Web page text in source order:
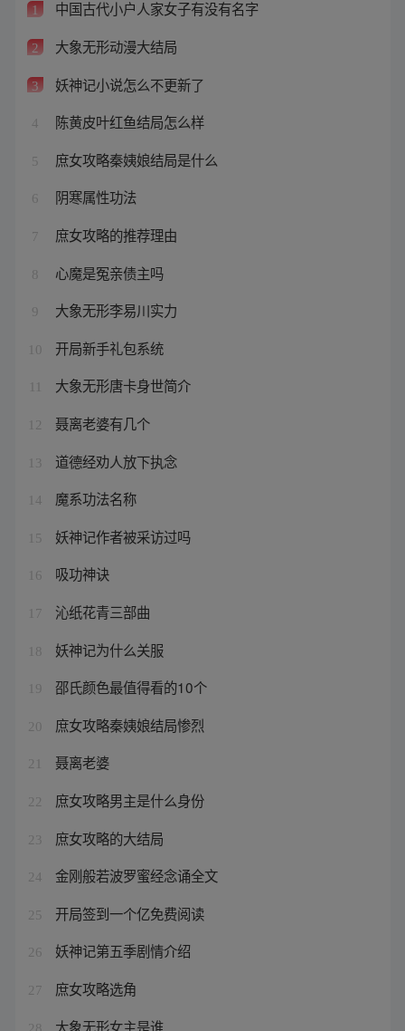
1 中国古代小户人家女子有没有名字
2 大象无形动漫大结局
3 妖神记小说怎么不更新了
4 陈黄皮叶红鱼结局怎么样
5 庶女攻略秦姨娘结局是什么
6 阴寒属性功法
7 庶女攻略的推荐理由
8 心魔是冤亲债主吗
9 大象无形李易川实力
10 开局新手礼包系统
大象无形唐卡身世简介
12 聂离老婆有几个
13 道德经劝人放下执念
14 魔系功法名称
15 妖神记作者被采访过吗
16 吸功神诀
17 沁纸花青三部曲
18 妖神记为什么关服
19 邵氏颜色最值得看的10个
20 庶女攻略秦姨娘结局惨烈
21 聂离老婆
22 庶女攻略男主是什么身份
23 庶女攻略的大结局
24 金刚般若波罗蜜经念诵全文
25 开局签到一个亿免费阅读
26 妖神记第五季剧情介绍
27 庶女攻略选角
28 大象无形女主是谁